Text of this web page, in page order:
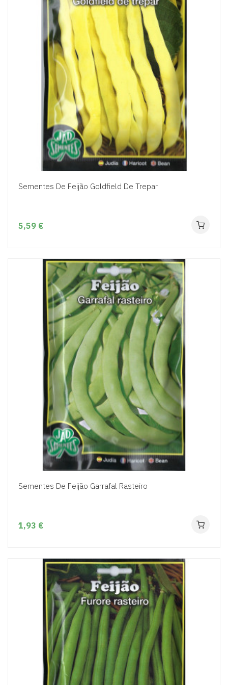
Sementes De Feijão Goldfield De Trepar
5,59 €
Sementes De Feijão Garrafal Rasteiro
1,93 €